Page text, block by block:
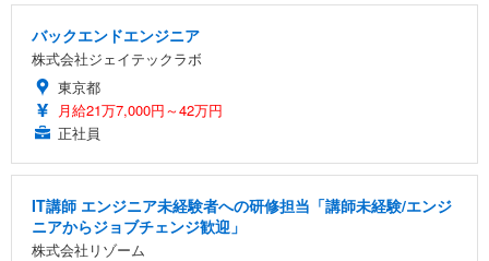
バックエンドエンジニア
株式会社ジェイテックラボ
東京都
月給21万7,000円～42万円
正社員
IT講師 エンジニア未経験者への研修担当「講師未経験/エンジ
ニアからジョブチェンジ歓迎」
株式会社リゾーム